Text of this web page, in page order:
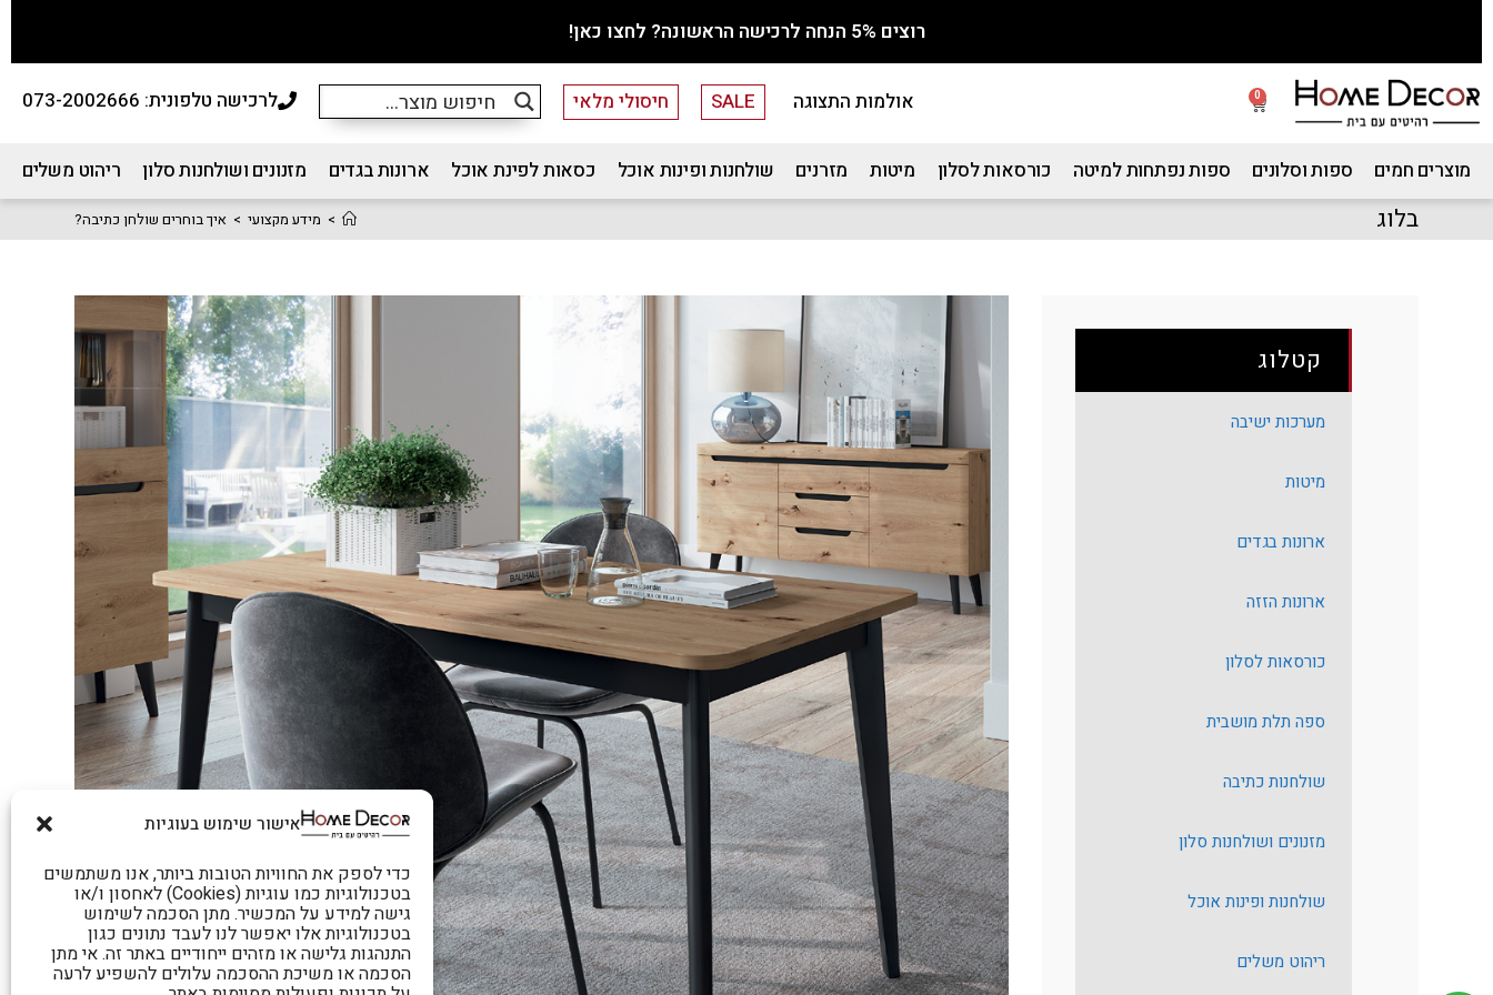
אישור שימוש בעוגיות
כדי לספק את החוויות הטובות ביותר, אנו משתמשים
בטכנולוגיות כמו עוגיות (Cookies) לאחסון ו/או
גישה למידע על המכשיר. מתן הסכמה לשימוש
בטכנולוגיות אלו יאפשר לנו לעבד נתונים כגון
התנהגות גלישה או מזהים ייחודיים באתר זה. אי מתן
הסכמה או משיכת ההסכמה עלולים להשפיע לרעה
רוצים 5% הנחה לרכישה הראשונה? לחצו כאן!
0 אולמות התצוגה SALE חיסולי מלאי לרכישה טלפונית: 073-2002666
מוצרים חמים ספות וסלונים ספות נפתחות למיטה כורסאות לסלון מיטות מזרנים שולחנות ופינות אוכל כסאות לפינת אוכל ארונות בגדים מזנונים ושולחנות סלון ריהוט משלים
בלוג > מידע מקצועי > איך בוחרים שולחן כתיבה?
קטלוג
מערכות ישיבה
מיטות
ארונות בגדים
ארונות הזזה
כורסאות לסלון
ספה תלת מושבית
שולחנות כתיבה
מזנונים ושולחנות סלון
שולחנות ופינות אוכל
ריהוט משלים